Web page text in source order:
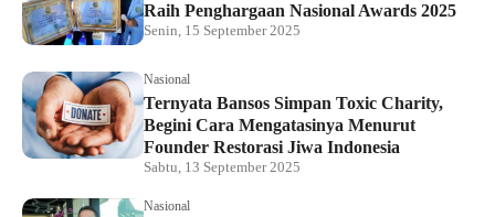
Raih Penghargaan Nasional Awards 2025
Senin, 15 September 2025
Nasional
Ternyata Bansos Simpan Toxic Charity,
Begini Cara Mengatasinya Menurut
Founder Restorasi Jiwa Indonesia
Sabtu, 13 September 2025
Nasional